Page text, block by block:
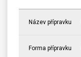
Název přípravku
Forma přípravku